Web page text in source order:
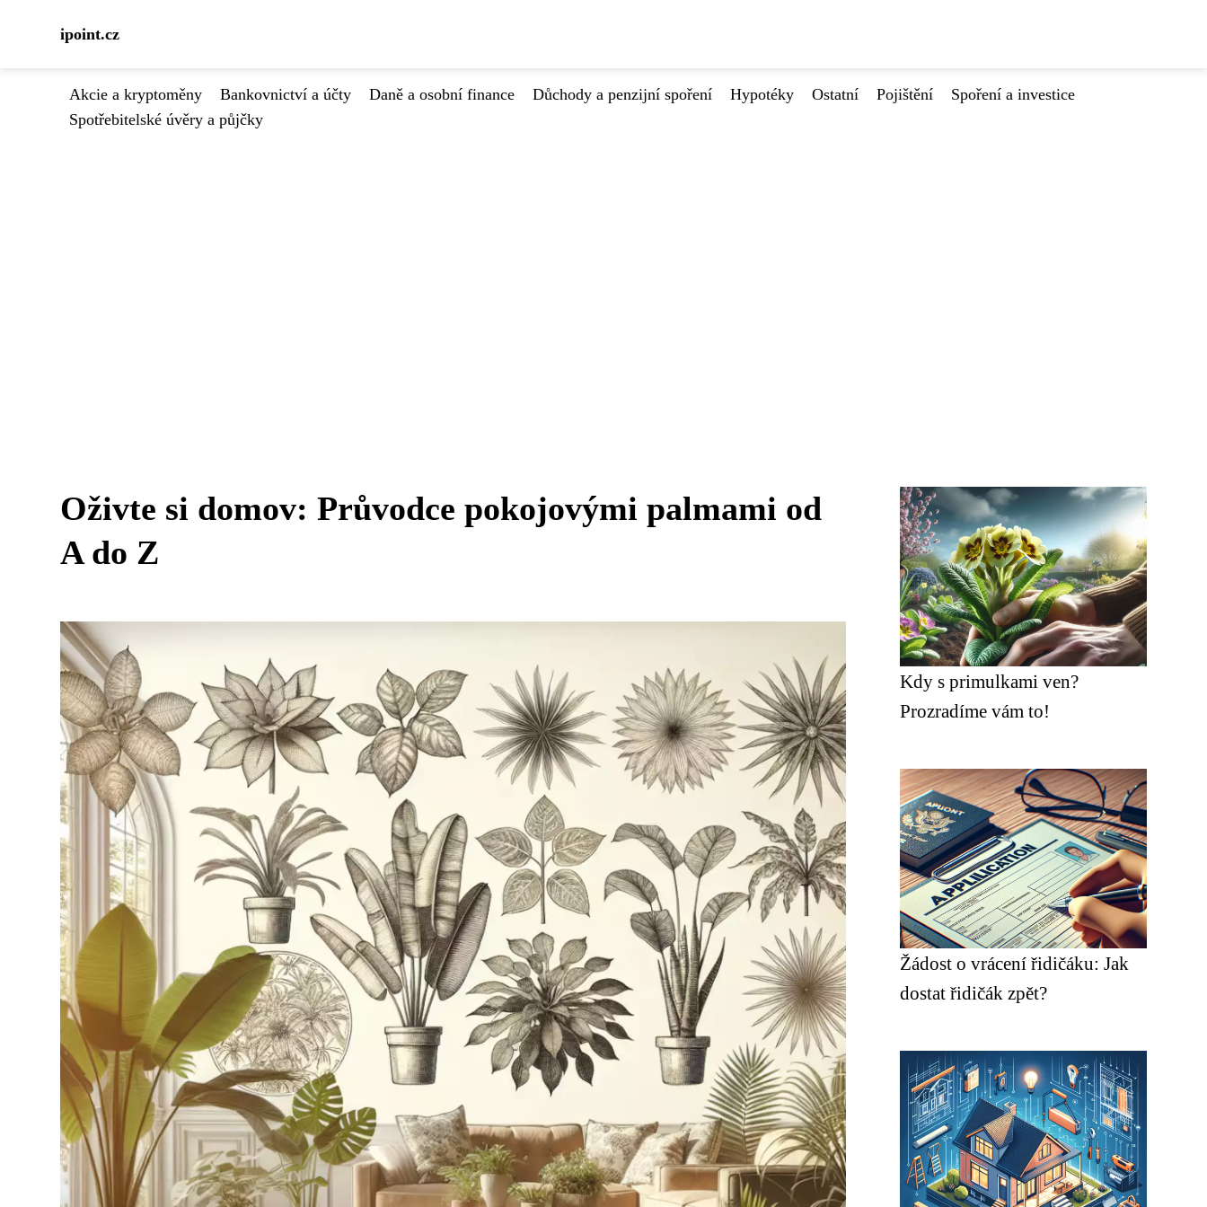
ipoint.cz
Akcie a kryptoměny Bankovnictví a účty Daně a osobní finance Důchody a penzijní spoření Hypotéky Ostatní Pojištění
Spoření a investice
Spotřebitelské úvěry a půjčky
Oživte si domov: Průvodce pokojovými palmami od
A do Z
Kdy s primulkami ven?
Prozradíme vám to!
Žádost o vrácení řidičáku: Jak
dostat řidičák zpět?